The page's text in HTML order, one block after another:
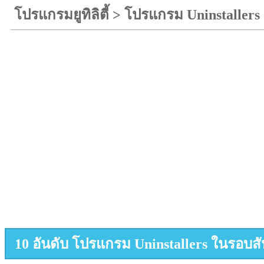
โปรแกรมยูทิลิตี้ > โปรแกรม Uninstallers
10 อันดับ โปรแกรม Uninstallers ในรอบ